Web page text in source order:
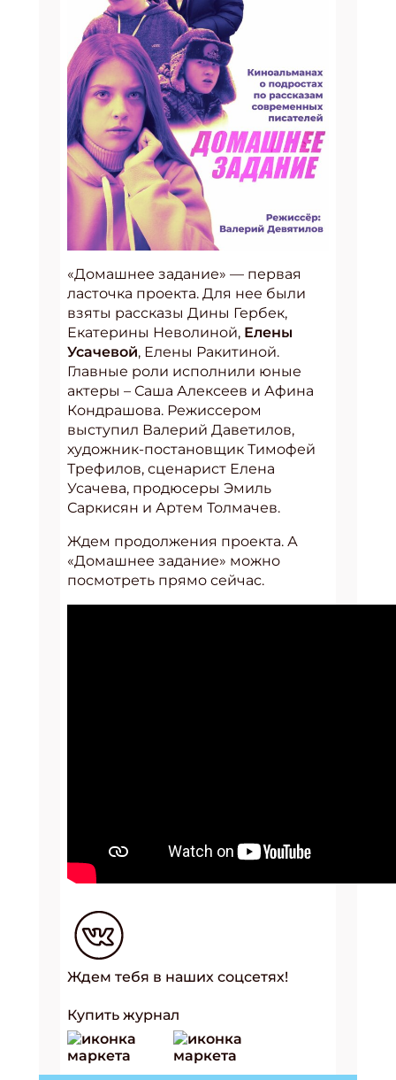
«Домашнее задание» — первая
ласточка проекта. Для нее были
взяты рассказы Дины Гербек,
Екатерины Неволиной, Елены
Усачевой, Елены Ракитиной.
Главные роли исполнили юные
актеры – Саша Алексеев и Афина
Кондрашова. Режиссером
выступил Валерий Даветилов,
художник-постановщик Тимофей
Трефилов, сценарист Елена
Усачева, продюсеры Эмиль
Саркисян и Артем Толмачев.
Ждем продолжения проекта. А
«Домашнее задание» можно
посмотреть прямо сейчас.
Ждем тебя в наших соцсетях!
Купить журнал